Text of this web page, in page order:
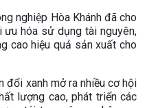
nghiệp Hòa Khánh đã cho
hóa sử dụng tài nguyên,
cao hiệu quả sản xuất cho
đổi xanh mở ra nhiều cơ hội
lượng cao, phát triển các